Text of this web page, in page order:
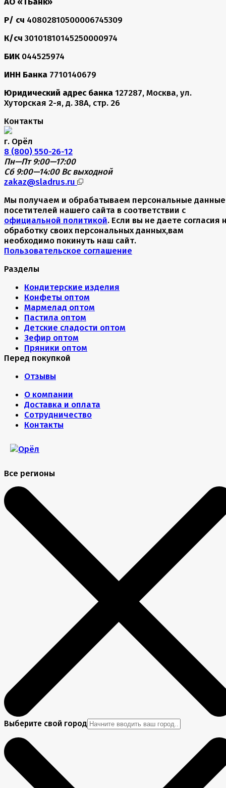
Р/ сч 40802810500006745309
К/сч 30101810145250000974
БИК 044525974
ИНН Банка 7710140679
Юридический адрес банка 127287, Москва, ул.
Хуторская 2-я, д. 38А, стр. 26
Контакты
г. Орёл
8 (800) 550-26-12
Пн—Пт 9:00—17:00
Сб 9:00—14:00 Вс выходной
zakaz@sladrus.ru
Мы получаем и обрабатываем персональные данные
посетителей нашего сайта в соответствии с
официальной политикой. Если вы не даете согласия
обработку своих персональных данных,вам
необходимо покинуть наш сайт.
Пользовательское соглашение
Разделы
Кондитерские изделия
Конфеты оптом
Мармелад оптом
Пастила оптом
Детские сладости оптом
Зефир оптом
Пряники оптом
Перед покупкой
Отзывы
О компании
Доставка и оплата
Сотрудничество
Контакты
Все регионы
Выберите свой город